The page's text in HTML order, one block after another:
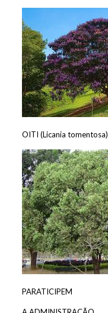
OITI (Licania tomentosa)
PARATICIPEM